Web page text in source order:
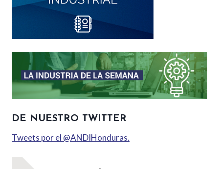
DE NUESTRO TWITTER
Tweets por el @ANDIHonduras.